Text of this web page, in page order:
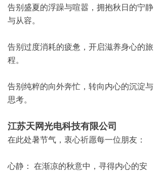
告别盛夏的浮躁与喧嚣，拥抱秋日的宁静
与从容。
告别过度消耗的疲惫，开启滋养身心的旅
程。
告别纯粹的向外奔忙，转向内心的沉淀与
思考。
江苏天网光电科技有限公司
在此处暑节气，衷心祈愿每一位朋友：
心静： 在渐凉的秋意中，寻得内心的安